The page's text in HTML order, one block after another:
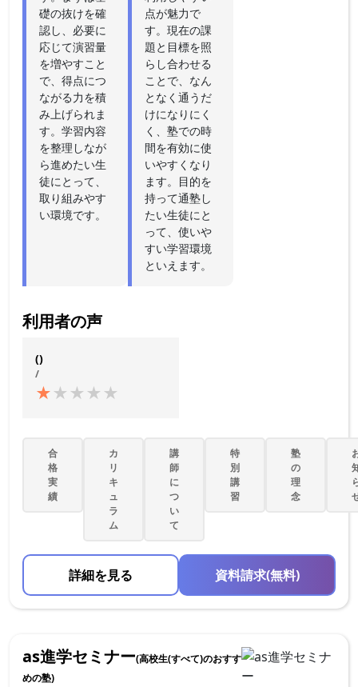
礎の抜けを確
認し、必要に
応じて演習量
を増やすこと
で、得点につ
ながる力を積
み上げられま
す。学習内容
を整理しなが
ら進めたい生
徒にとって、
取り組みやす
い環境です。
点が魅力で
す。現在の課
題と目標を照
らし合わせる
ことで、なん
となく通うだ
けになりにく
く、塾での時
間を有効に使
いやすくなり
ます。目的を
持って通塾し
たい生徒にと
って、使いや
すい学習環境
といえます。
利用者の声
()
/
★★ ★ ★ ★
合
格
実
績
カ
リ
キ
ュ
ラ
ム
講
師
に
つ
い
て
特
別
講
習
塾
の
理
念
詳細を見る 資料請求(無料)
as進学セミナー(高校生(すべて)のおすす
めの塾)